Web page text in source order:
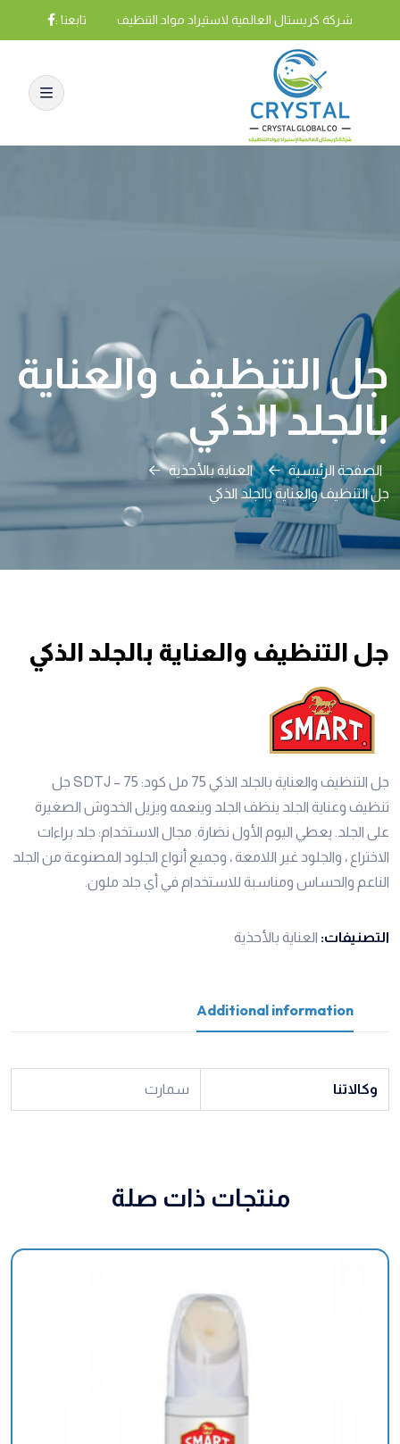
شركة كريستال العالمية لاستيراد مواد التنظيف تابعنا :
جل التنظيف والعناية
بالجلد الذكي
الصفحة الرئيسية
العناية بالأحذية
جل التنظيف والعناية بالجلد الذكي
جل التنظيف والعناية بالجلد الذكي
جل التنظيف والعناية بالجلد الذكي 75 مل كود: SDTJ – 75 جل
تنظيف وعناية الجلد ينظف الجلد وينعمه ويزيل الخدوش الصغيرة
على الجلد. يعطي اليوم الأول نضارة. مجال الاستخدام: جلد براءات
الاختراع ، والجلود غير اللامعة ، وجميع أنواع الجلود المصنوعة من الجلد
الناعم والحساس ومناسبة للاستخدام في أي جلد ملون.
التصنيفات: العناية بالأحذية
Additional information
وكالاتنا سمارت
منتجات ذات صلة